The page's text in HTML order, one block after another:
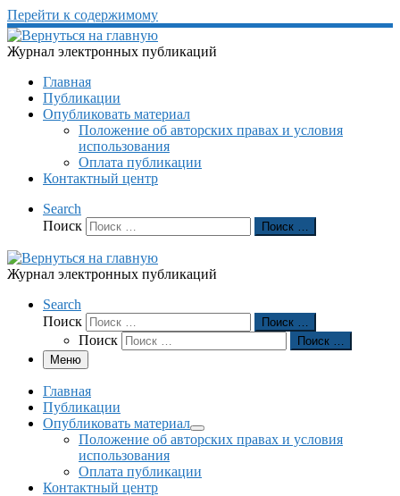
Перейти к содержимому
Журнал электронных публикаций
Главная
Публикации
Опубликовать материал
Положение об авторских правах и условия
использования
Оплата публикации
Контактный центр
Search
Поиск
Поиск …
Журнал электронных публикаций
Search
Поиск
Поиск …
Поиск
Поиск …
Меню
Главная
Публикации
Опубликовать материал
Положение об авторских правах и условия
использования
Оплата публикации
Контактный центр